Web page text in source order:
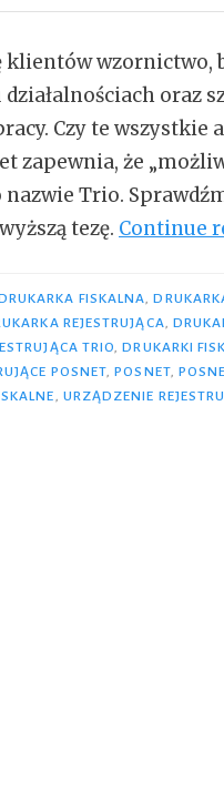
klientów wzornictwo,
oraz
Czy te wszystkie
zapewnia, że
Trio.
tezę. Continue
FISKALNA,
REJESTRUJĄCA,
TRIO,DRUKARKI
POSNET,POSNET,
, URZĄDZENIE